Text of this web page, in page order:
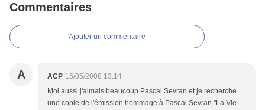
Commentaires
Ajouter un commentaire
A ACP 15/05/2008 13:14
Moi aussi j'aimais beaucoup Pascal Sevran et je recherche
une copie de l'émission hommage à Pascal Sevran "La Vie